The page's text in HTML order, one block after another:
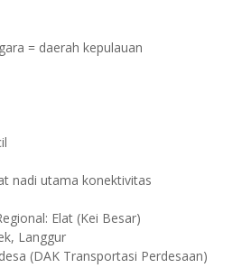
= daerah kepulauan
nadi utama konektivitas
Elat (Kei Besar)
Langgur
(DAK Transportasi Perdesaan)